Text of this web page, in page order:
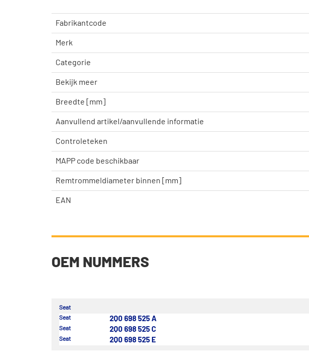
Fabrikantcode
Merk
Categorie
Bekijk meer
Breedte [mm]
Aanvullend artikel/aanvullende informatie
Controleteken
MAPP code beschikbaar
Remtrommeldiameter binnen [mm]
EAN
OEM NUMMERS
Seat
Seat
2Q0 698 525 A
Seat 2Q0 698 525 C
Seat 2Q0 698 525 E